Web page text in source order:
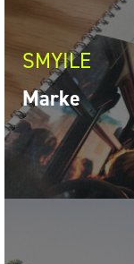
SMYILE
Marke